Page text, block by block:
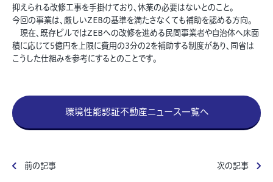
抑えられる改修工事を手掛けており、休業の必要はないとのこと。
今回の事業は、厳しいZEBの基準を満たさなくても補助を認める方向。
現在、既存ビルではZEBへの改修を進める民間事業者や自治体へ床面
積に応じて5億円を上限に費用の3分の2を補助する制度があり、同省は
こうした仕組みを参考にするとのことです。
環境性能認証不動産ニュース一覧へ
前の記事 次の記事